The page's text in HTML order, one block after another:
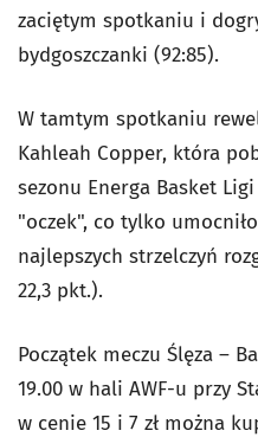
zaciętym spotkaniu i
bydgoszczanki (92:85).
W tamtym spotkaniu
Kahleah Copper, która
sezonu Energa Basket Ligi
"oczek", co tylko
najlepszych strzelczyń
22,3 pkt.).
Początek meczu Ślęza –
19.00 w hali AWF-u przy
w cenie 15 i 7 zł można